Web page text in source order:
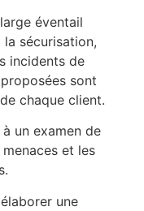
éventail
la sécurisation,
incidents de
sont
chaque client.
un examen de
et les
une